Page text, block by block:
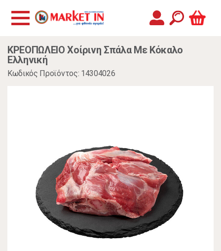
ΚΡΕΟΠΩΛΕΙΟ Χοίρινη Σπάλα Με Κόκαλο
Ελληνική
Κωδικός Προϊόντος: 14304026